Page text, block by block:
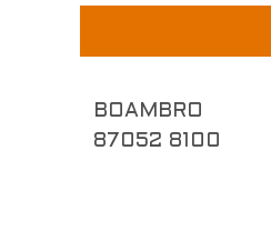
BOAMBRO
87052 8100